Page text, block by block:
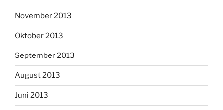
November 2013
Oktober 2013
September 2013
August 2013
Juni 2013